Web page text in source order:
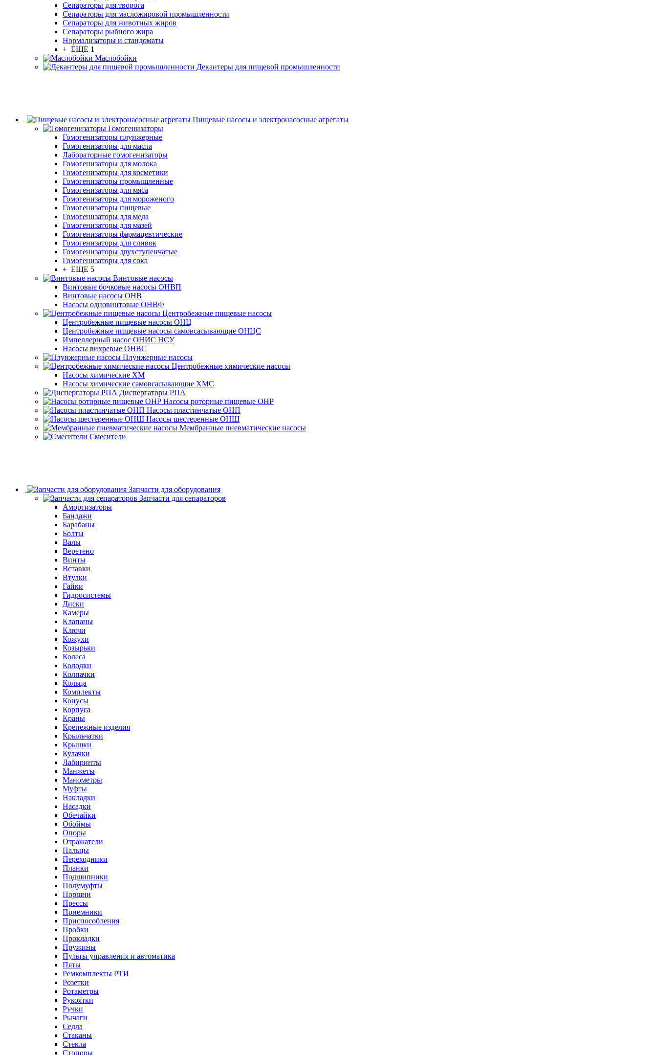
Сепараторы для творога
Сепараторы для масложировой промышленности
Сепараторы для животных жиров
Сепараторы рыбного жира
Нормализаторы и стандоматы
+ ЕЩЕ 1
Маслобойки
Декантеры для пищевой промышленности
Пищевые насосы и электронасосные агрегаты
Гомогенизаторы
Гомогенизаторы плунжерные
Гомогенизаторы для масла
Лабораторные гомогенизаторы
Гомогенизаторы для молока
Гомогенизаторы для косметики
Гомогенизаторы промышленные
Гомогенизаторы для мяса
Гомогенизаторы для мороженого
Гомогенизаторы пищевые
Гомогенизаторы для меда
Гомогенизаторы для мазей
Гомогенизаторы фармацевтические
Гомогенизаторы для сливок
Гомогенизаторы двухступенчатые
Гомогенизаторы для сока
+ ЕЩЕ 5
Винтовые насосы
Винтовые бочковые насосы ОНВП
Винтовые насосы ОНВ
Насосы одновинтовые ОНВФ
Центробежные пищевые насосы
Центробежные пищевые насосы ОНЦ
Центробежные пищевые насосы самовсасывающие ОНЦС
Импеллерный насос ОНИС НСУ
Насосы вихревые ОНВС
Плунжерные насосы
Центробежные химические насосы
Насосы химические ХМ
Насосы химические самовсасывающие ХМС
Диспергаторы РПА
Насосы роторные пищевые ОНР
Насосы пластинчатые ОНП
Насосы шестеренные ОНШ
Мембранные пневматические насосы
Смесители
Запчасти для оборудования
Запчасти для сепараторов
Амортизаторы
Бандажи
Барабаны
Болты
Валы
Веретено
Винты
Вставки
Втулки
Гайки
Гидросистемы
Диски
Камеры
Клапаны
Ключи
Кожухи
Козырьки
Колеса
Колодки
Колпачки
Кольца
Комплекты
Конусы
Корпуса
Краны
Крепежные изделия
Крыльчатки
Крышки
Кулачки
Лабиринты
Манжеты
Манометры
Муфты
Накладки
Насадки
Обечайки
Обоймы
Опоры
Отражатели
Пальцы
Переходники
Планки
Подшипники
Полумуфты
Поршни
Прессы
Приемники
Приспособления
Пробки
Прокладки
Пружины
Пульты управления и автоматика
Пяты
Ремкомплекты РТИ
Розетки
Ротаметры
Рукоятки
Ручки
Рычаги
Седла
Стаканы
Стекла
Стопоры